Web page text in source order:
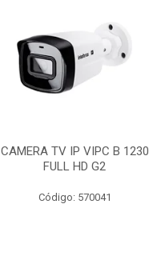
CAMERA TV IP VIPC B 1230
FULL HD G2
Código: 570041